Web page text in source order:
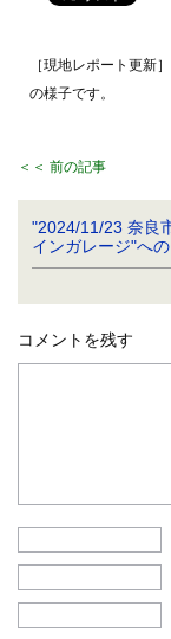
［現地レポート更新
の様子です。
＜＜ 前の記事
"2024/11/23 奈良
インガレージ"へ
コメントを残す